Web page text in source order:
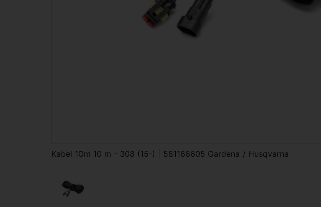
Kabel 10m 10 m - 308 (15-) | 581166605 Gardena / Husqvarna